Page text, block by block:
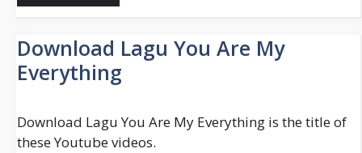
Toner
Hp
Laserjet
P1102
Download Lagu You Are My
Everything
Download Lagu You Are My Everything is the title of
these Youtube videos.